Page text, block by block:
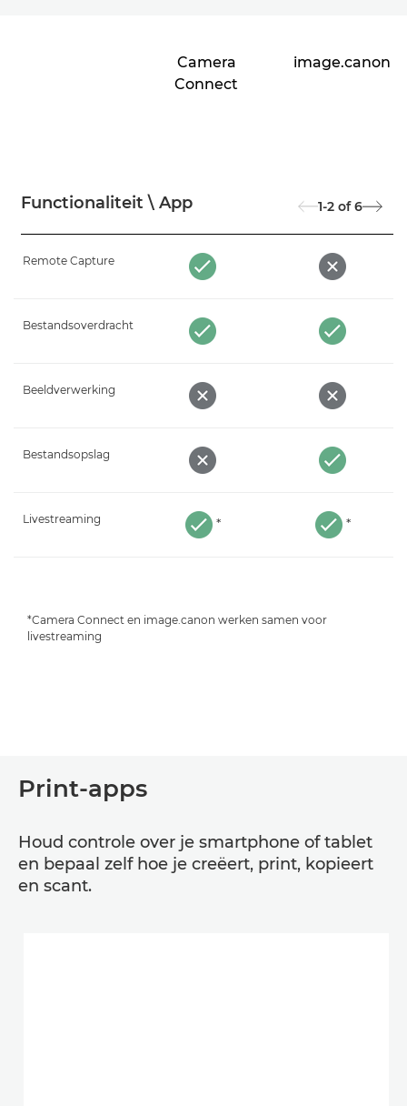
Functionaliteit \ App
Camera
Connect
image.canon
1-2 of 6
Remote Capture
Bestandsoverdracht
Beeldverwerking
Bestandsopslag
Livestreaming * *
*Camera Connect en image.canon werken samen voor
livestreaming
Print-apps
Houd controle over je smartphone of tablet
en bepaal zelf hoe je creëert, print, kopieert
en scant.